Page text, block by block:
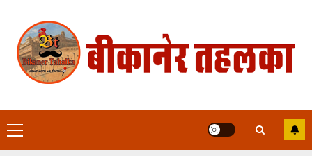
content
Primary
Menu